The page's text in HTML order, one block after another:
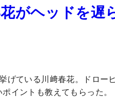
がヘッドを遅
げている川﨑春花。ドロー
イントも教えてもらった。